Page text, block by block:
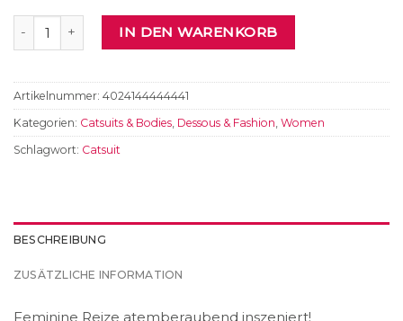
Catsuit Menge IN DEN WARENKORB
Artikelnummer: 4024144444441
Kategorien: Catsuits & Bodies Dessous & Fashion Women
Schlagwort: Catsuit
BESCHREIBUNG
ZUSÄTZLICHE INFORMATION
Feminine Reize atemberaubend inszeniert!